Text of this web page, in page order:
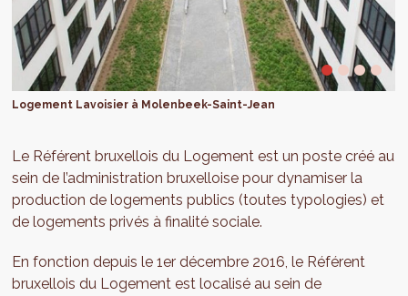
Logement Lavoisier à Molenbeek-Saint-Jean
Le Référent bruxellois du Logement est un poste créé au
sein de l’administration bruxelloise pour dynamiser la
production de logements publics (toutes typologies) et
de logements privés à finalité sociale.
En fonction depuis le 1er décembre 2016, le Référent
bruxellois du Logement est localisé au sein de